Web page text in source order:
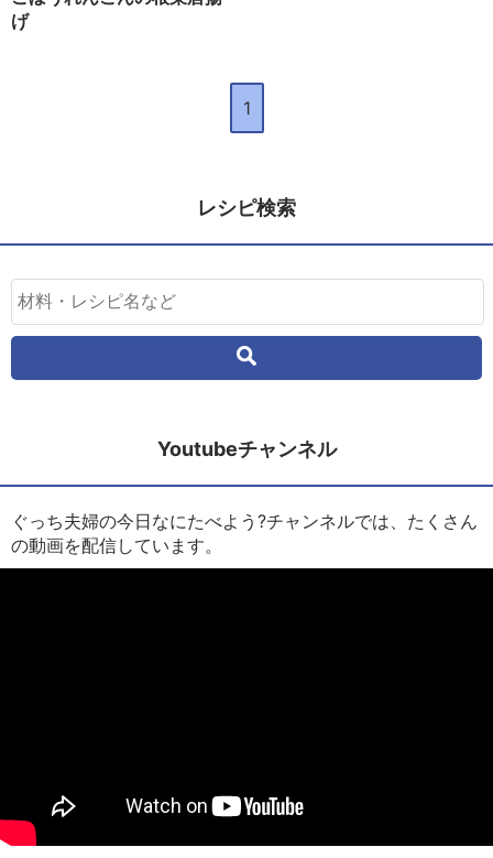
げ
1
レシピ検索
Youtubeチャンネル
ぐっち夫婦の今日なにたべよう?チャンネルでは、たくさん
の動画を配信しています。